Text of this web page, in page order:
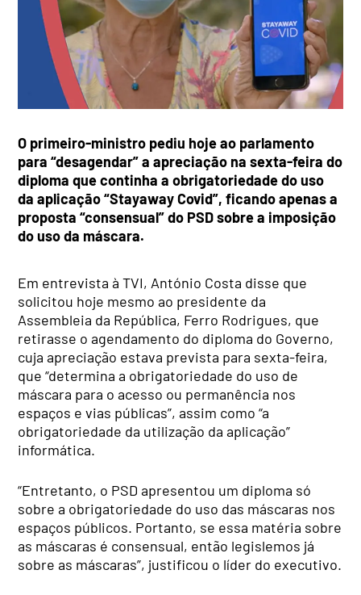
O primeiro-ministro pediu hoje ao parlamento
para “desagendar” a apreciação na sexta-feira do
diploma que continha a obrigatoriedade do uso
da aplicação “Stayaway Covid”, ficando apenas a
proposta “consensual” do PSD sobre a imposição
do uso da máscara.
Em entrevista à TVI, António Costa disse que
solicitou hoje mesmo ao presidente da
Assembleia da República, Ferro Rodrigues, que
retirasse o agendamento do diploma do Governo,
cuja apreciação estava prevista para sexta-feira,
que “determina a obrigatoriedade do uso de
máscara para o acesso ou permanência nos
espaços e vias públicas”, assim como “a
obrigatoriedade da utilização da aplicação”
informática.
“Entretanto, o PSD apresentou um diploma só
sobre a obrigatoriedade do uso das máscaras nos
espaços públicos. Portanto, se essa matéria sobre
as máscaras é consensual, então legislemos já
sobre as máscaras”, justificou o líder do executivo.